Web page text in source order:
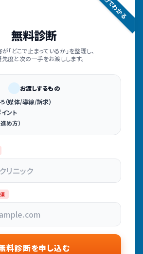
無料診断
「どこで止まっているか」を整理し、
度と次の一手をお渡しします。
お渡しするもの
（媒体/導線/訴求）
ント
め方）
料診断を申し込む